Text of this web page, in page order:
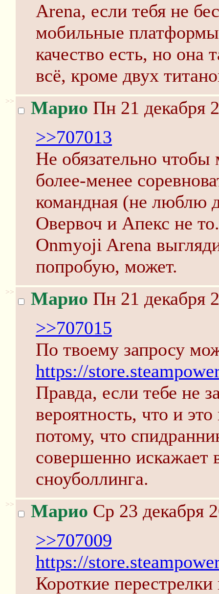
Arena, если тебя не
мобильные
качество есть, но она
всё, кроме двух
>> Марио Пн 21 декабря
>>707013
Не обязательно
более-менее
командная (не люблю
Овервоч и Апекс не
Onmyoji Arena
попробую, может.
>> Марио Пн 21 декабря
>>707015
По твоему запросу
https://
Правда, если тебе не
вероятность, что и
потому, что
совершенно искажает
сноуболлинга.
>> Марио Ср 23 декабря
>>707009
https://
Короткие